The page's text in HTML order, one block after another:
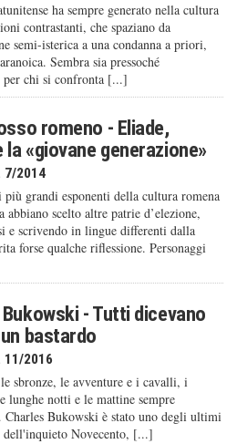
ha sempre generato nella cultura
contrastanti, che spaziano da
semi-isterica a una condanna a priori,
Sembra sia pressoché
per chi si confronta [...]
romeno - Eliade,
la «giovane generazione»
7/2014
grandi esponenti della cultura romena
abbiano scelto altre patrie d’elezione,
e scrivendo in lingue differenti dalla
forse qualche riflessione. Personaggi
- Tutti dicevano
bastardo
2016
sbronze, le avventure e i cavalli, i
lunghe notti e le mattine sempre
Bukowski è stato uno degli ultimi
Novecento, [...]